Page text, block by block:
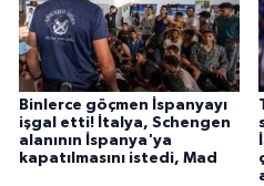
Binlerce göçmen İspanyayı
işgal etti! İtalya, Schengen
alanının İspanya'ya
kapatılmasını istedi, Mad